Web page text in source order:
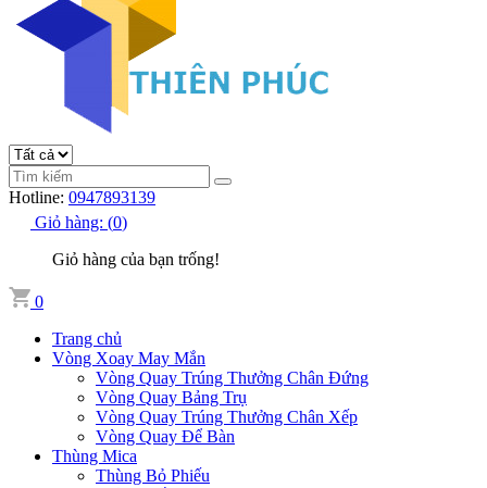
Hotline: 0947893139
Giỏ hàng: (0)
Giỏ hàng của bạn trống!
0
Trang chủ
Vòng Xoay May Mắn
Vòng Quay Trúng Thưởng Chân Đứng
Vòng Quay Bảng Trụ
Vòng Quay Trúng Thưởng Chân Xếp
Vòng Quay Để Bàn
Thùng Mica
Thùng Bỏ Phiếu